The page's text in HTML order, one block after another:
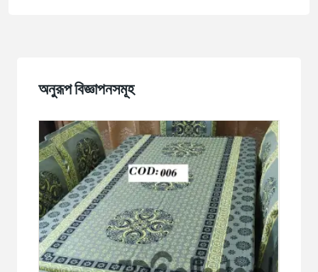
অনুরূপ বিজ্ঞাপনসমূহ